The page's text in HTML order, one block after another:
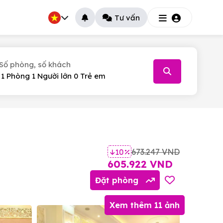
Tư vấn
28
29
phòng, số khách
10 % 673.247 VND
605.922 VND
Đặt phòng
Xem thêm 11 ảnh